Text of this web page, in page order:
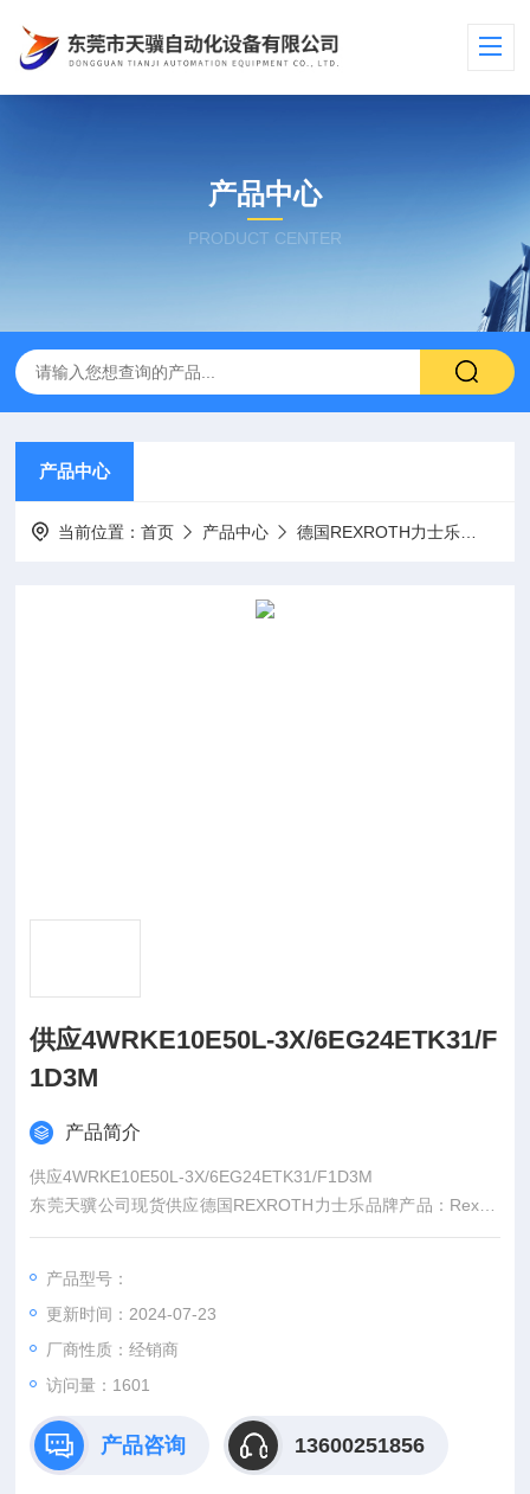
产品中心
PRODUCT CENTER
产品中心
当前位置：首页 产品中心 德国REXROTH力士乐
供应4WRKE10E50L-3X/6EG24ETK31/F
1D3M
产品简介
供应4WRKE10E50L-3X/6EG24ETK31/F1D3M
东莞天骥公司现货供应德国REXROTH力士乐品牌产品：Rexrot
h电机，Rexroth马达，Rexroth液压马达，Rexroth油泵，Rexrot
exroth油缸等。公司保证所销产品*、全新正品、*，我司都是一
手货源,直接跟原厂采购
产品型号：
更新时间：2024-07-23
厂商性质：经销商
访问量：1601
产品咨询 13600251856